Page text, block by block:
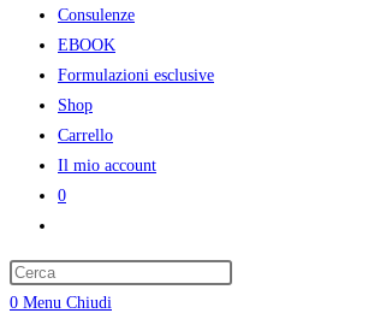
Consulenze
EBOOK
Formulazioni esclusive
Shop
Carrello
Il mio account
0
ricerca
sul
0 Menu Chiudi